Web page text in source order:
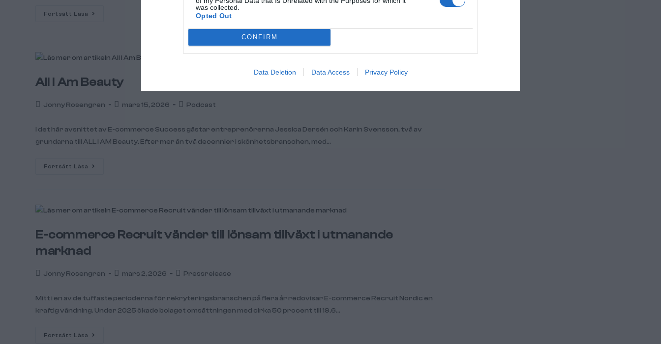
was collected.
Opted Out
CONFIRM
Data Deletion Data Access Privacy Policy
Fortsätt Läsa
All I Am Beauty
Jonny Rosengren mars 15, 2026 Podcast
I det här avsnittet av E-commerce Success gästar entreprenörerna Jessica Dersén och Karin Svensson, två av
grundarna till ALL I AM Beauty. Efter mer än två decennier i skönhetsbranschen, med…
Fortsätt Läsa
E-commerce Recruit vänder till lönsam tillväxt i utmanande
marknad
Jonny Rosengren mars 2, 2026 Pressrelease
Mitt i en av de tuffaste perioderna för rekryteringsbranschen på flera år redovisar E-commerce Recruit Nordic en
kraftig vändning. Under 2025 ökade bolaget omsättningen med cirka 50 procent till 19,6…
Fortsätt Läsa